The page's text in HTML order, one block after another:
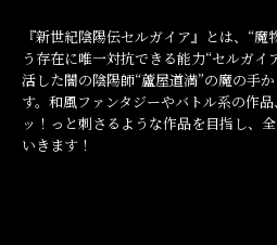
『新世紀陰陽伝セルガイア』とは、“
う存在に唯一対抗できる能力“セルガ
活した闇の陰陽師“蘆屋道満”の魔の手
す。和風ファンタジーやバトル系の作
ッ！っと刺さるような作品を目指し、
いきます！